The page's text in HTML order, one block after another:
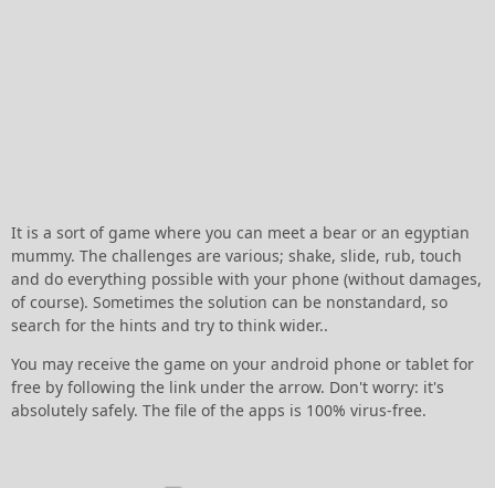
It is a sort of game where you can meet a bear or an egyptian
mummy. The challenges are various; shake, slide, rub, touch
and do everything possible with your phone (without damages,
of course). Sometimes the solution can be nonstandard, so
search for the hints and try to think wider..
You may receive the game on your android phone or tablet for
free by following the link under the arrow. Don't worry: it's
absolutely safely. The file of the apps is 100% virus-free.